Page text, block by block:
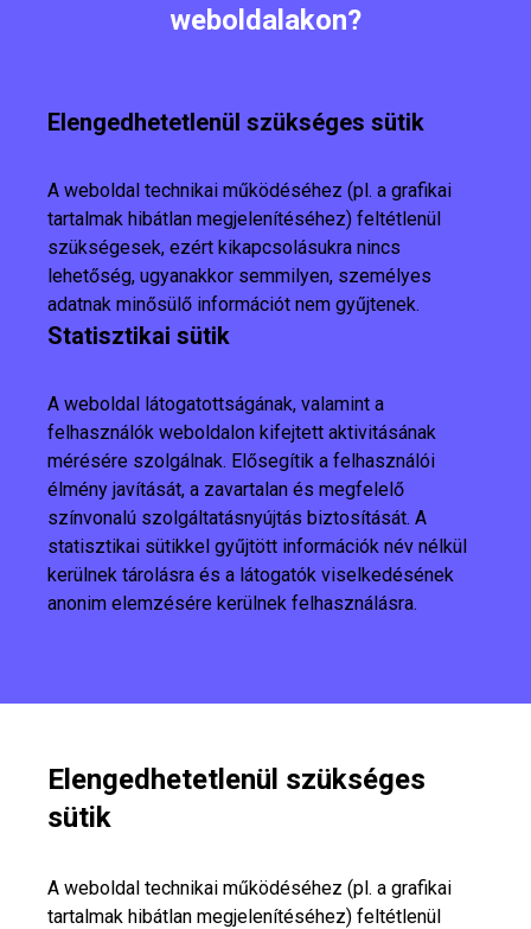
weboldalakon?
Elengedhetetlenül szükséges sütik
A weboldal technikai működéséhez (pl. a grafikai
tartalmak hibátlan megjelenítéséhez) feltétlenül
szükségesek, ezért kikapcsolásukra nincs
lehetőség, ugyanakkor semmilyen, személyes
adatnak minősülő információt nem gyűjtenek.
Statisztikai sütik
A weboldal látogatottságának, valamint a
felhasználók weboldalon kifejtett aktivitásának
mérésére szolgálnak. Elősegítik a felhasználói
élmény javítását, a zavartalan és megfelelő
színvonalú szolgáltatásnyújtás biztosítását. A
statisztikai sütikkel gyűjtött információk név nélkül
kerülnek tárolásra és a látogatók viselkedésének
anonim elemzésére kerülnek felhasználásra.
Elengedhetetlenül szükséges
sütik
A weboldal technikai működéséhez (pl. a grafikai
tartalmak hibátlan megjelenítéséhez) feltétlenül